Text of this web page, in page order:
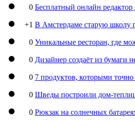
0 Бесплатный онлайн
+1 В Амстердаме старую школу
0 Уникальные ресторан, где
0 Дизайнер создаёт из бумаги
0 7 продуктов, которыми
0 Шведы построили дом-
0 Рюкзак на солнечных